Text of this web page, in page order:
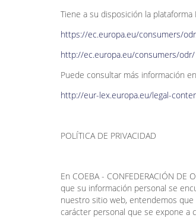
Tiene a su disposición la
https://ec.europa.eu/consumers/
http://ec.europa.eu/consumers/odr/
Puede consultar más información
http://eur-lex.europa.eu/legal-
POLÍTICA DE PRIVACIDAD
En COEBA - CONFEDERACIÓN DE
que su información personal se
nuestro sitio web, entendemos
carácter personal que se expone a